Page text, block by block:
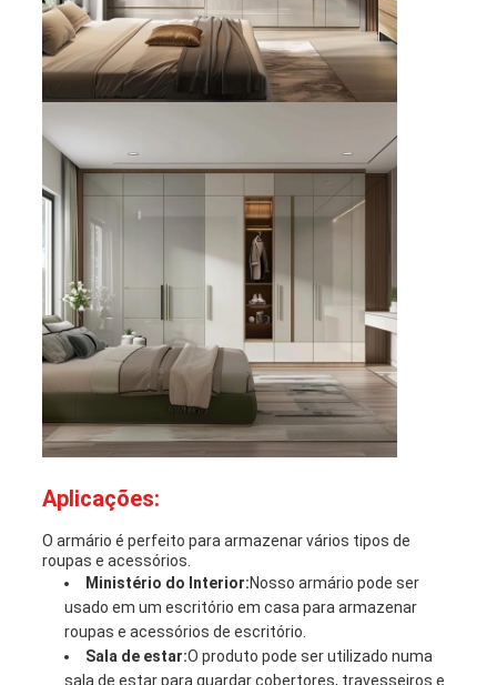
Aplicações:
O armário é perfeito para armazenar vários tipos de
roupas e acessórios.
Ministério do Interior:Nosso armário pode ser
usado em um escritório em casa para armazenar
roupas e acessórios de escritório.
Sala de estar:O produto pode ser utilizado numa
sala de estar para guardar cobertores, travesseiros e